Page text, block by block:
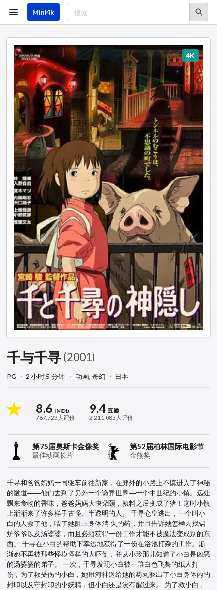
主
Mini4k
4K
千与千寻 (2001)
PG 2 小时 5 分钟 动画, 奇幻 日本
8.6 IMDb
787,723人评价
9.4 豆瓣
2,211,085人评价
第75届奥斯卡金像奖
最佳动画长片
第52届柏林国际电影节
金熊奖
千寻和爸爸妈妈一同驱车前往新家，在郊外的小路上不慎进入了神秘
的隧道——他们去到了另外一个诡异世界—一个中世纪的小镇。远处
飘来食物的香味，爸爸妈妈大快朵颐，孰料之后变成了猪！这时小镇
上渐渐来了许多样子古怪、半透明的人。 千寻仓皇逃出，一个叫小
白的人救了他，喂了她阻止身体消 失的药，并且告诉她怎样去找锅
炉爷爷以及汤婆婆，而且必须获得一份工作才能不被魔法变成别的东
西。 千寻在小白的帮助下幸运地获得了一份在浴池打杂的工作。渐
渐她不再被那些怪模怪样的人吓倒，并从小玲那儿知道了小白是凶恶
的汤婆婆的弟子。 一次，千寻发现小白被一群白色飞舞的纸人打
伤，为了救受伤的小白，她用河神送给她的药丸驱出了小白身体内的
封印以及守封印的小妖精，但小白还是没有醒过来。 为了救小白，